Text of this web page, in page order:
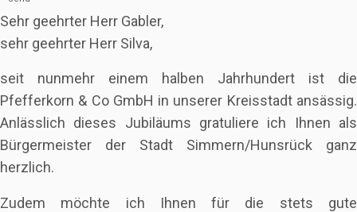
Sehr geehrter Herr Gabler,
sehr geehrter Herr Silva,
seit nunmehr einem halben Jahrhundert ist die
Pfefferkorn & Co GmbH in unserer Kreisstadt ansässig.
Anlässlich dieses Jubiläums gratuliere ich Ihnen als
Bürgermeister der Stadt Simmern/Hunsrück ganz
herzlich.
Zudem möchte ich Ihnen für die stets gute